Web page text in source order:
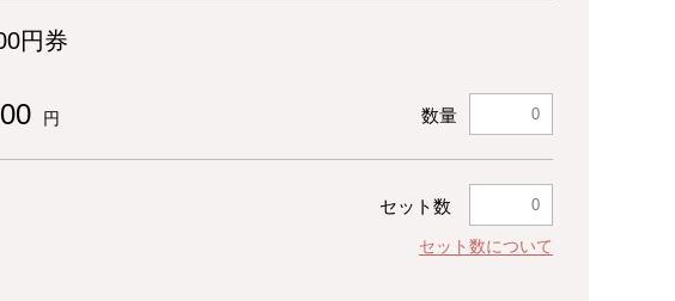
円券
円 数量
セット数
セット数について